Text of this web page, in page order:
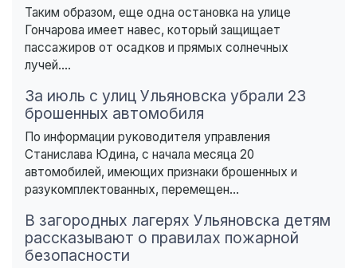
Таким образом, еще одна остановка на улице
Гончарова имеет навес, который защищает
пассажиров от осадков и прямых солнечных
лучей....
За июль с улиц Ульяновска убрали 23
брошенных автомобиля
По информации руководителя управления
Станислава Юдина, с начала месяца 20
автомобилей, имеющих признаки брошенных и
разукомплектованных, перемещен...
В загородных лагерях Ульяновска детям
рассказывают о правилах пожарной
безопасности